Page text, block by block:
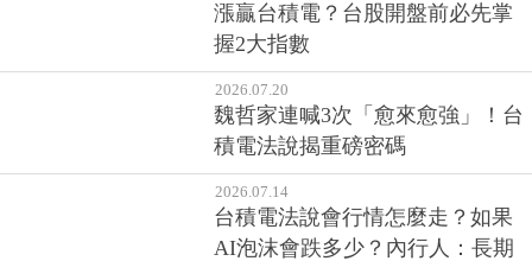
漲贏台積電？台股開盤前必先掌
握2大指數
2026.07.20
魏哲家連喊3次「愈來愈強」！台
積電法說揭重磅密碼
2026.07.14
台積電法說會行情怎麼走？如果
AI泡沫會跌多少？內行人：長期